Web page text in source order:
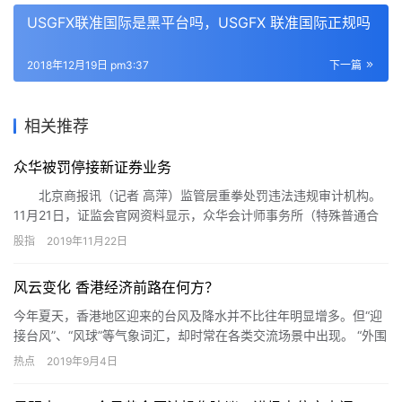
USGFX联准国际是黑平台吗，USGFX 联准国际正规吗
下一篇
2018年12月19日 pm3:37
相关推荐
众华被罚停接新证券业务
北京商报讯（记者 高萍）监管层重拳处罚违法违规审计机构。
11月21日，证监会官网资料显示，众华会计师事务所（特殊普通合
伙）（以下简称“众华”）因此前在执行审计业务过程中未能勤勉尽
于众华而言，此次处罚亦不可避免地对其业务造成影响。
股指 2019年11月22日
风云变化 香港经济前路在何方？
今年夏天，香港地区迎来的台风及降水并不比往年明显增多。但“迎
接台风”、“风球”等气象词汇，却时常在各类交流场景中出现。 “外围
在刮大风。香港近两个月大家都知道，社会事件令社会很绷紧…
热点 2019年9月4日